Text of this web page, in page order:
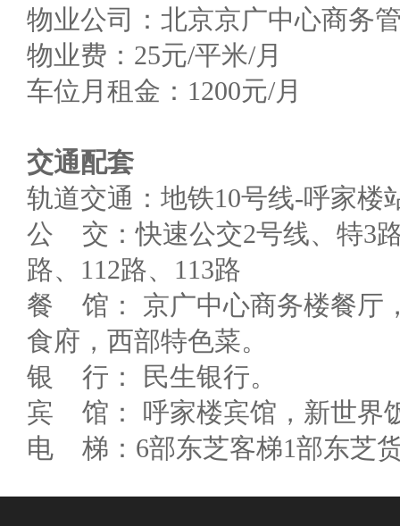
物业公司：北京京广中心商务
物业费：25元/平米/月
车位月租金：1200元/月
交通配套
轨道交通：地铁10号线-呼家楼
公 交：快速公交2号线、特3
路、112路、113路
餐 馆： 京广中心商务楼餐厅
食府，西部特色菜。
银 行： 民生银行。
宾 馆： 呼家楼宾馆，新世界
电 梯：6部东芝客梯1部东芝